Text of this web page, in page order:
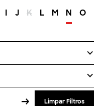
I J K L M N O
Limpar Filtros